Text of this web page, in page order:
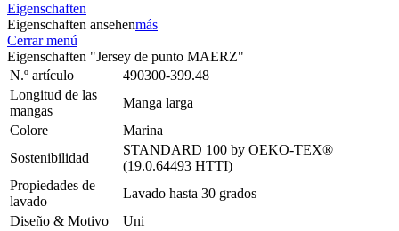
Eigenschaften
Eigenschaften ansehenmás
Cerrar menú
Eigenschaften "Jersey de punto MAERZ"
N.º artículo
490300-399.48
Longitud de las
mangas
Manga larga
Colore
Marina
Sostenibilidad
STANDARD 100 by OEKO-TEX®
(19.0.64493 HTTI)
Propiedades de
lavado
Lavado hasta 30 grados
Diseño & Motivo
Uni